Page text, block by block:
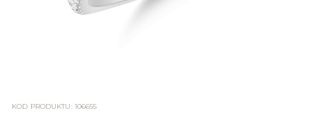
KOD PRODUKTU: 106655